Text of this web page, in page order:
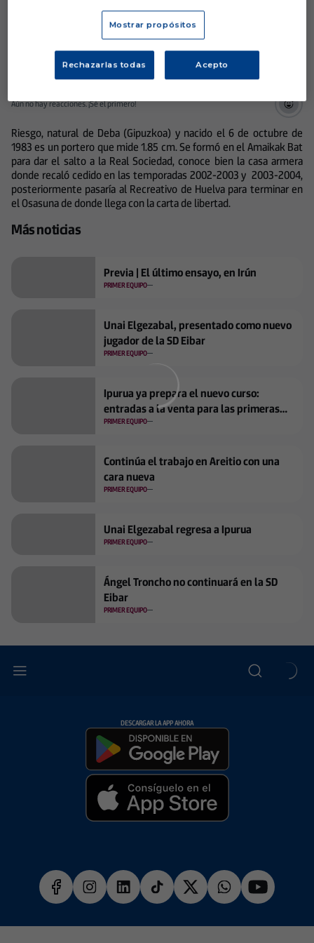
Aún no hay reacciones. ¡Sé el primero!
Riesgo, natural de Deba (Gipuzkoa) y nacido el 6 de octubre de
1983 es un portero que mide 1.85 cm. Se formó en el Amaikak Bat
para dar el salto a la Real Sociedad, conoce bien la casa armera
donde recaló cedido en las temporadas 2002-2003 y 2003-2004,
posteriormente pasaría al Recreativo de Huelva para terminar en
el Osasuna de donde llega con la carta de libertad.
Más noticias
Previa | El último ensayo, en Irún
PRIMER EQUIPO
Unai Elgezabal, presentado como nuevo
jugador de la SD Eibar
PRIMER EQUIPO
Ipurua ya prepara el nuevo curso:
entradas a la venta para las primeras
jornadas
PRIMER EQUIPO
Continúa el trabajo en Areitio con una
cara nueva
PRIMER EQUIPO
Unai Elgezabal regresa a Ipurua
PRIMER EQUIPO
Ángel Troncho no continuará en la SD
Eibar
PRIMER EQUIPO
DESCARGAR LA APP AHORA
Mostrar propósitos
Rechazarlas todas Acepto